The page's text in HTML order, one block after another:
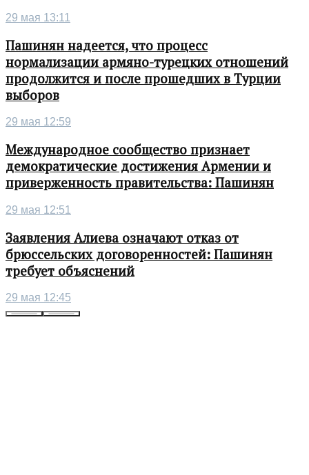
29 мая 13:11
Пашинян надеется, что процесс
нормализации армяно-турецких отношений
продолжится и после прошедших в Турции
выборов
29 мая 12:59
Международное сообщество признает
демократические достижения Армении и
приверженность правительства: Пашинян
29 мая 12:51
Заявления Алиева означают отказ от
брюссельских договоренностей: Пашинян
требует объяснений
29 мая 12:45